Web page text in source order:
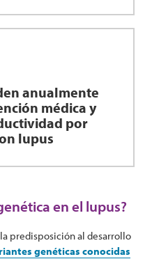
anualmente
médica y
por
lupus
en el lupus?
predisposición al desarrollo
genéticas conocidas